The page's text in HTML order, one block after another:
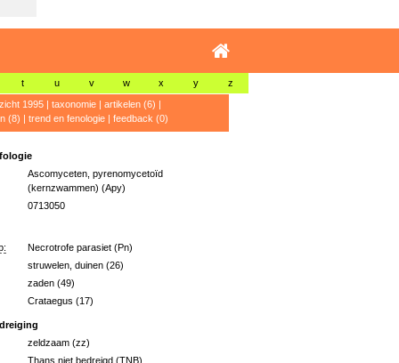
t u v w x y z
1995| taxonomie| artikelen (6) |
(8) | trend en fenologie| feedback (0)
Ascomyceten, pyrenomycetoïd
(kernzwammen) (Apy)
0713050
Necrotrofe parasiet (Pn)
struwelen, duinen (26)
zaden (49)
Crataegus (17)
zeldzaam (zz)
Thans niet bedreigd (TNB)